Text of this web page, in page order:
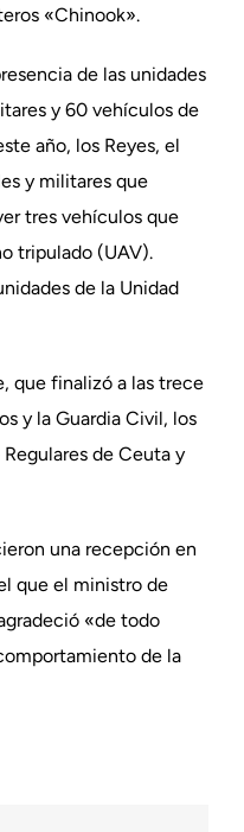
«Chinook».
de las unidades
y 60 vehículos de
año, los Reyes, el
y militares que
tres vehículos que
tripulado (UAV).
de la Unidad
que finalizó a las trece
y la Guardia Civil, los
de Ceuta y
una recepción en
que el ministro de
«de todo
de la